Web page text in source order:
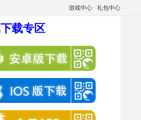
游戏中心 礼包中心
载专区